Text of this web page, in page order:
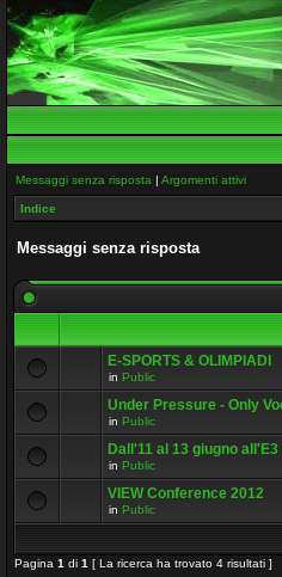
Messaggi senza risposta | Argomenti attivi
Indice
Messaggi senza risposta
E-SPORTS & OLIMPIADI
in Public
Under Pressure - Only
in Public
Dall'11 al 13 giugno
in Public
VIEW Conference 2012
in Public
Pagina 1 di 1 [ La ricerca ha trovato 4 risultati ]